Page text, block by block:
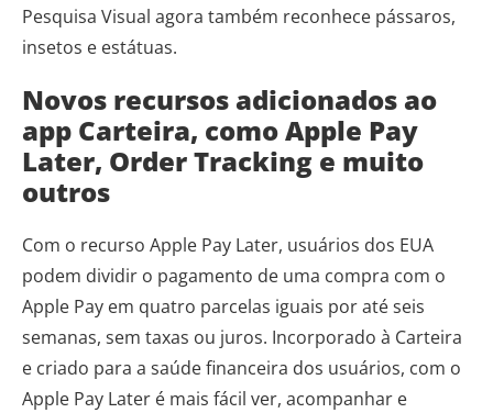
Pesquisa Visual agora também reconhece pássaros,
insetos e estátuas.
Novos recursos adicionados ao
app Carteira, como Apple Pay
Later, Order Tracking e muito
outros
Com o recurso Apple Pay Later, usuários dos EUA
podem dividir o pagamento de uma compra com o
Apple Pay em quatro parcelas iguais por até seis
semanas, sem taxas ou juros. Incorporado à Carteira
e criado para a saúde financeira dos usuários, com o
Apple Pay Later é mais fácil ver, acompanhar e